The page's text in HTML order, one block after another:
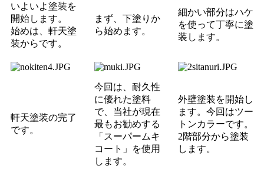
いよいよ塗装を
開始します。
始めは、軒天塗
装からです。
まず、下塗りか
ら始めます。
細かい部分はハケ
を使って丁寧に塗
装します。
軒天塗装の完了
です。
今回は、耐久性
に優れた塗料
で、当社が現在
最もお勧めする
「スーパームキ
コート」を使用
します。
外壁塗装を開始し
ます。 今回はツー
トンカラーです。
2階部分から塗装
します。